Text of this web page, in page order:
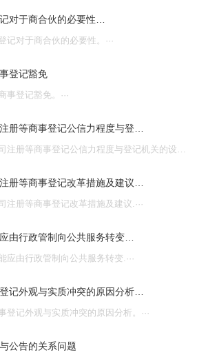
对于商合伙的必要性…
记对于商合伙的必要性。···
登记豁免
事登记豁免。···
册等商事登记公信力程度与登…
册等商事登记改革措施及建议…
注册等商事登记改革措施及建议.···
由行政管制向公共服务转变…
应由行政管制向公共服务转变.···
记外观与实质冲突的原因分析…
登记外观与实质冲突的原因分析。···
公告的关系问题